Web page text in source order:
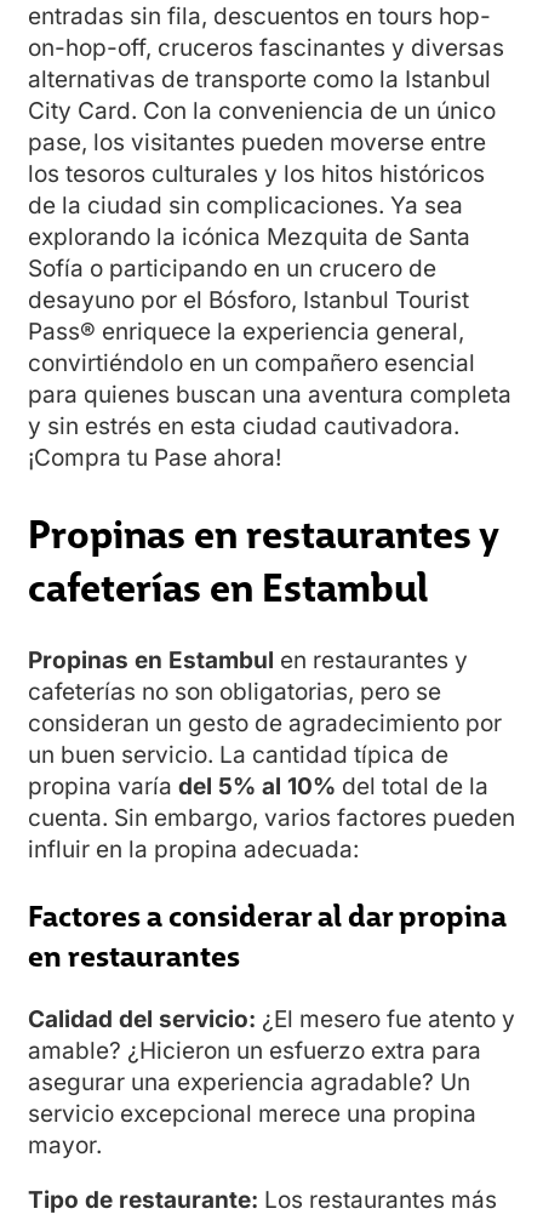
entradas sin fila, descuentos en tours hop-
on-hop-off, cruceros fascinantes y diversas
alternativas de transporte como la Istanbul
City Card. Con la conveniencia de un único
pase, los visitantes pueden moverse entre
los tesoros culturales y los hitos históricos
de la ciudad sin complicaciones. Ya sea
explorando la icónica Mezquita de Santa
Sofía o participando en un crucero de
desayuno por el Bósforo, Istanbul Tourist
Pass® enriquece la experiencia general,
convirtiéndolo en un compañero esencial
para quienes buscan una aventura completa
y sin estrés en esta ciudad cautivadora.
¡Compra tu Pase ahora!
Propinas en restaurantes y
cafeterías en Estambul
Propinas en Estambul en restaurantes y
cafeterías no son obligatorias, pero se
consideran un gesto de agradecimiento por
un buen servicio. La cantidad típica de
propina varía del 5% al 10% del total de la
cuenta. Sin embargo, varios factores pueden
influir en la propina adecuada:
Factores a considerar al dar propina
en restaurantes
Calidad del servicio: ¿El mesero fue atento y
amable? ¿Hicieron un esfuerzo extra para
asegurar una experiencia agradable? Un
servicio excepcional merece una propina
mayor.
Tipo de restaurante: Los restaurantes más